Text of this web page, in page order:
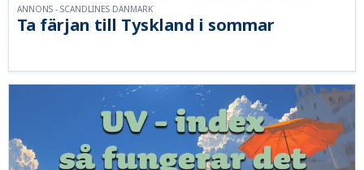
Ta färjan till Tyskland i sommar
ANNONS - SCANDLINES DANMARK